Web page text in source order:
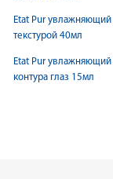
Etat Pur
текстурой 40мл
Etat Pur
контура глаз 15мл